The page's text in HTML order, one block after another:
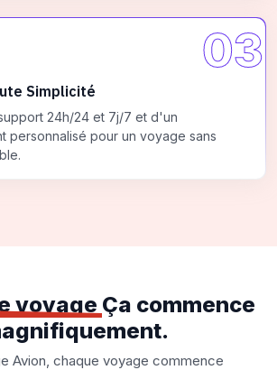
03
Simplicité
24h/24 et 7j/7 et d'un
personnalisé pour un voyage sans
voyage Ça commence
Avion, chaque voyage commence